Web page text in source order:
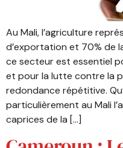
Au Mali, l’agriculture
d’exportation et 70% de
ce secteur est essentiel
et pour la lutte contre la
redondance répétitive.
particulièrement au Mali
caprices de la […]